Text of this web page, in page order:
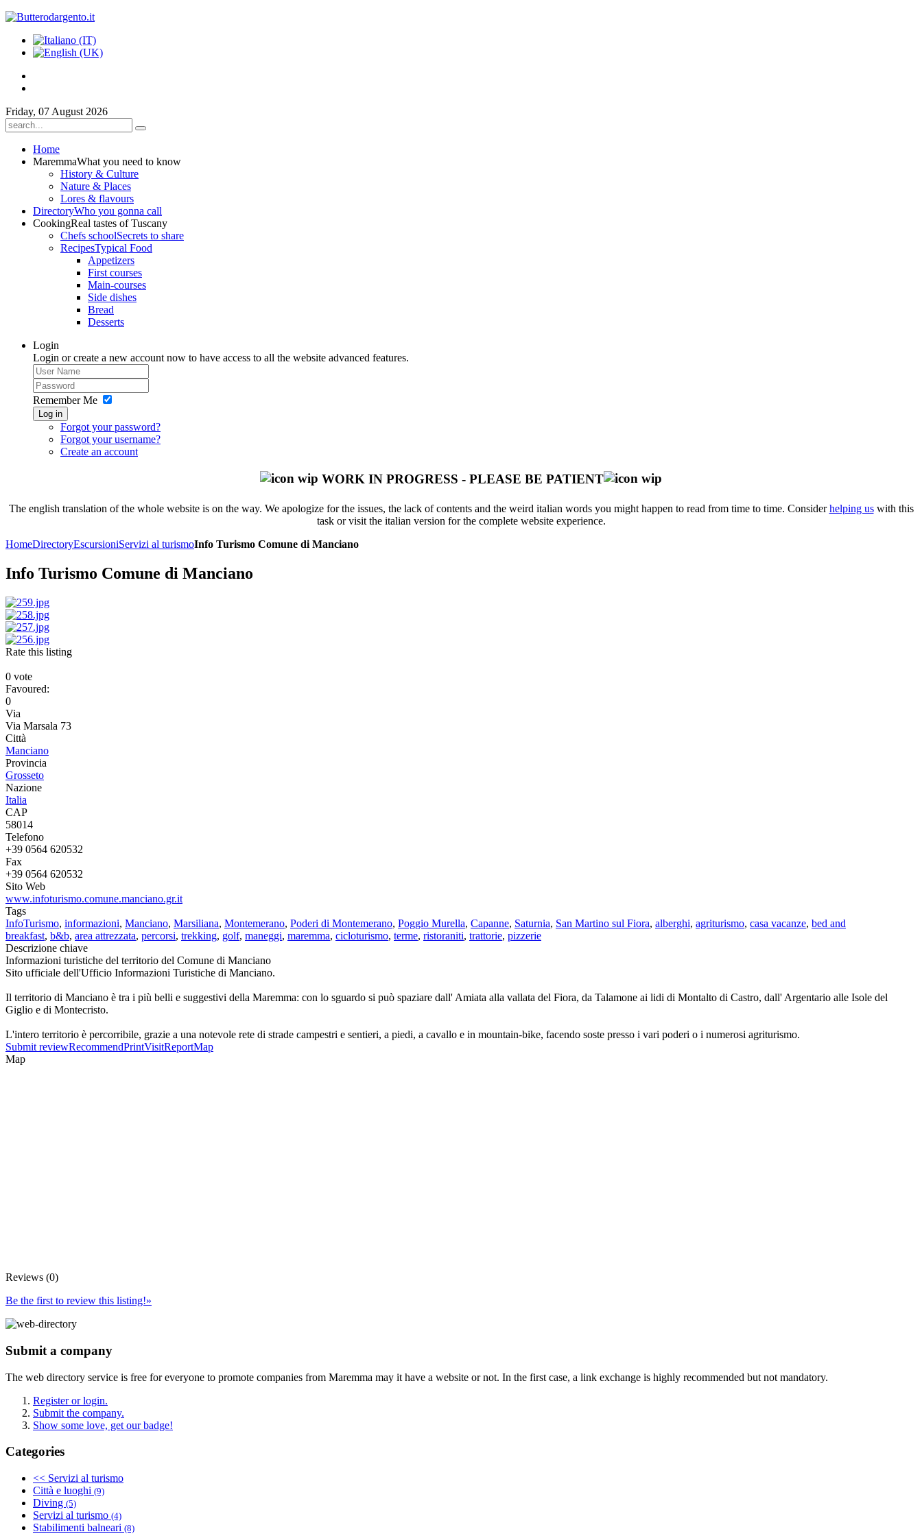
Friday, 07 August 2026
Home
MaremmaWhat you need to know
History & Culture
Nature & Places
Lores & flavours
DirectoryWho you gonna call
CookingReal tastes of Tuscany
Chefs schoolSecrets to share
RecipesTypical Food
Appetizers
First courses
Main-courses
Side dishes
Bread
Desserts
Login
Login or create a new account now to have access to all the website advanced features.
Remember Me
Log in
Forgot your password?
Forgot your username?
Create an account
WORK IN PROGRESS - PLEASE BE PATIENT
The english translation of the whole website is on the way. We apologize for the issues, the lack of contents and the weird italian words you might happen to read from time to time. Considerhelping uswith this
task or visit the italian version for the complete website experience.
HomeDirectoryEscursioniServizi al turismoInfo Turismo Comune di Manciano
Info Turismo Comune di Manciano
Rate this listing
0 vote
Favoured:
0
Via
Via Marsala 73
Città
Manciano
Provincia
Grosseto
Nazione
Italia
CAP
58014
Telefono
+39 0564 620532
Fax
+39 0564 620532
Sito Web
www.infoturismo.comune.manciano.gr.it
Tags
InfoTurismo, informazioni, Manciano, Marsiliana, Montemerano, Poderi di Montemerano, Poggio Murella, Capanne, Saturnia, San Martino sul Fiora, alberghi, agriturismo, casa vacanze, bed and
breakfast, b&b, area attrezzata, percorsi, trekking, golf, maneggi, maremma, cicloturismo, terme, ristoraniti, trattorie, pizzerie
Descrizione chiave
Informazioni turistiche del territorio del Comune di Manciano
Sito ufficiale dell'Ufficio Informazioni Turistiche di Manciano.
Il territorio di Manciano è tra i più belli e suggestivi della Maremma: con lo sguardo si può spaziare dall' Amiata alla vallata del Fiora, da Talamone ai lidi di Montalto di Castro, dall' Argentario alle Isole del
Giglio e di Montecristo.
L'intero territorio è percorribile, grazie a una notevole rete di strade campestri e sentieri, a piedi, a cavallo e in mountain-bike, facendo soste presso i vari poderi o i numerosi agriturismo.
Submit reviewRecommendPrintVisitReportMap
Map
Reviews (0)
Be the first to review this listing!»
Submit a company
The web directory service is free for everyone to promote companies from Maremma may it have a website or not. In the first case, a link exchange is highly recommended but not mandatory.
Register or login.
Submit the company.
Show some love, get our badge!
Categories
<< Servizi al turismo
Città e luoghi (9)
Diving (5)
Servizi al turismo (4)
Stabilimenti balneari (8)